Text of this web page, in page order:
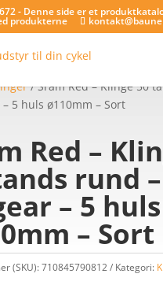
- Denne side er et
produkterne
/ Sram Red – Klinge 50
5 huls ø110mm – Sort
Red –
rund
– 5 huls
– Sort
(SKU):710845790812 Kategori: